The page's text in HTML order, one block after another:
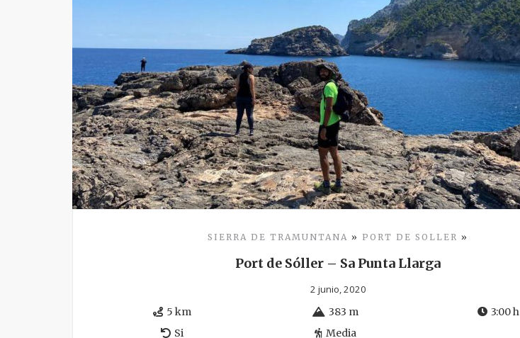
SIERRA DE TRAMUNTANA » PORT DE SOLLER »
Port de Sóller – Sa Punta Llarga
2 junio, 2020
5 km
383 m
3:00 h
Si
Media